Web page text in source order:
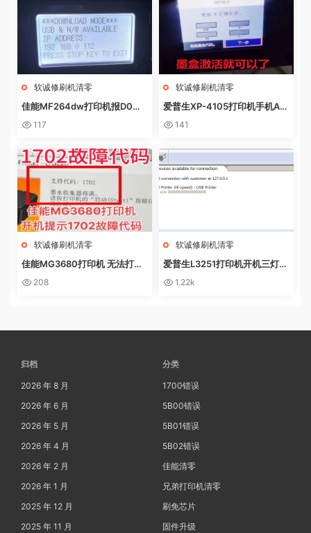
软诚修刷机清零
佳能MF264dw打印机报D0W
NL0AD MODE快速解决方法
117
软诚修刷机清零
爱普生XP-4105打印机手机AP
P上点了更新固件之后不识别墨
141
软诚修刷机清零
佳能MG3680打印机 无法打印
电脑提示错误代码5B02 废墨收
208
软诚修刷机清零
爱普生L3251打印机开机三灯长
亮 无自检动作
1.22k
归档
2026 年 8 月
2026 年 6 月
2026 年 5 月
2026 年 4 月
2026 年 2 月
2026 年 1 月
2025 年 12 月
2025 年 11 月
分类
1700错误
5B00错误
5B01错误
5B02错误
佳能清零
兄弟打印机清零
刷免芯片
固件升级